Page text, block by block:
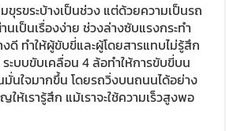
ขุรขระบ้างเป็นช่วง แต่ด้วยความเป็นรถ
เป็นเรื่องง่าย ช่วงล่างซับแรงกระทำ
ดี ทำให้ผู้ขับขี่และผู้โดยสารแทบไม่รู้สึก
ะบบขับเคลื่อน 4 ล้อทำให้การขับขี่บน
ใจมากขึ้น โดยรถวิ่งบนถนนได้อย่าง
ห้เรารู้สึก แม้เราจะใช้ความเร็วสูงพอ